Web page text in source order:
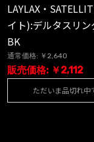
LAYLAX・
イト):デルタスリ
BK
通常価格: ￥2,640
販売価格: ￥2,112
ただいま品切れ中